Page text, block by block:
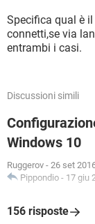
Specifica qual è
connetti,se via
entrambi i casi.
Discussioni simili
Windows 10
Ruggerov - 26 set
Pippondio - 17 giu
156 risposte